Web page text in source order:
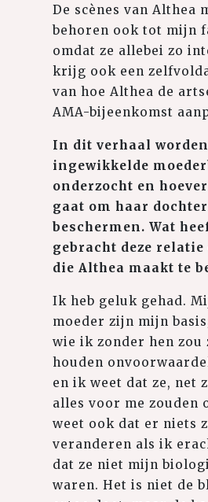
De scènes van Althea
behoren ook tot mijn
omdat ze allebei zo
krijg ook een
van hoe Althea de
AMA-bijeenkomst
In dit verhaal
ingewikkelde
onderzocht en
gaat om haar
beschermen. Wat
gebracht deze relatie
die Althea maakt te
Ik heb geluk gehad.
moeder zijn mijn
wie ik zonder hen zou
houden
en ik weet dat ze, net
alles voor me zouden
weet ook dat er niets
veranderen als ik
dat ze niet mijn
waren. Het is niet de